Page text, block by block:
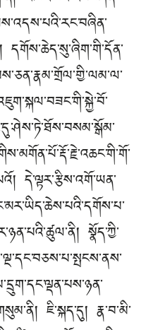
དེ་ལྟར་རྩིས་འགོ་ཡན་
སྣོད་ཀྱི་
ཇི་སྐད་དུ། རྣ་བ་མི་